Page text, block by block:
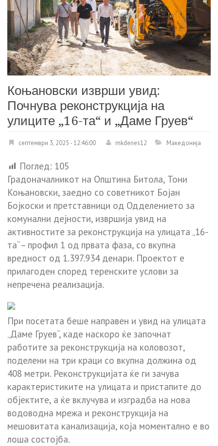
Коњановски изврши увид:
Почнува реконструкција на
улиците „16-та“ и „Даме Груев“
септември 3, 2025 - 12:46:00 mkdenes12 Македонија
Поглед: 105
Градоначалникот на Општина Битола, Тони
Коњановски, заедно со советникот Бојан
Бојкоски и претставници од Одделението за
комунални дејности, извршија увид на
активностите за реконструкција на улицата „16-
та“ – профил 1 од првата фаза, со вкупна
вредност од 1.397.934 денари. Проектот е
прилагоден според теренските услови за
непречена реализација.
При посетата беше направен и увид на улицата
„Даме Груев“, каде наскоро ќе започнат
работите за реконструкција на коловозот,
поделени на три краци со вкупна должина од
408 метри. Реконструкцијата ќе ги зачува
карактеристиките на улицата и пристапите до
објектите, а ќе вклучува и изградба на нова
водоводна мрежа и реконструкција на
мешовитата канализација, која моментално е во
лоша состојба.